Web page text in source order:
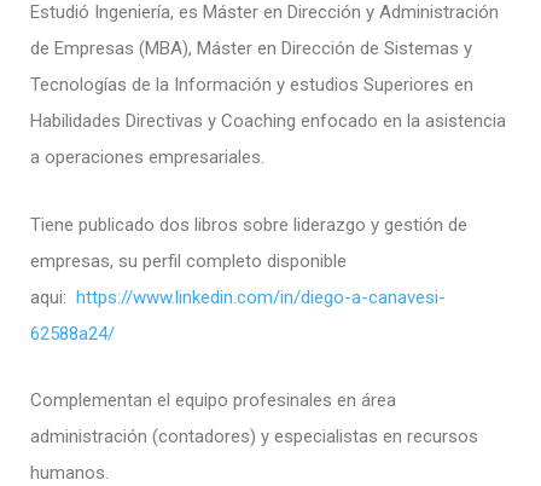
Estudió Ingeniería, es Máster en Dirección y Administración
de Empresas (MBA), Máster en Dirección de Sistemas y
Tecnologías de la Información y estudios Superiores en
Habilidades Directivas y Coaching enfocado en la asistencia
a operaciones empresariales.
Tiene publicado dos libros sobre liderazgo y gestión de
empresas, su perfil completo disponible
aqui: https://www.linkedin.com/in/diego-a-canavesi-
62588a24/
Complementan el equipo profesinales en área
administración (contadores) y especialistas en recursos
humanos.